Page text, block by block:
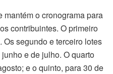
mantém o cronograma para
contribuintes. O primeiro
segundo e terceiro lotes
e de julho. O quarto
e o quinto, para 30 de